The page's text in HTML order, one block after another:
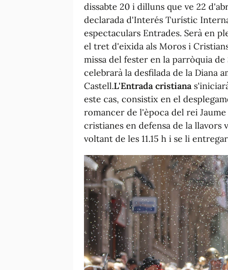
dissabte 20 i dilluns que ve 22
declarada d'Interés Turístic
espectaculars Entrades. Serà en
el tret d'eixida als Moros i
missa del fester en la parròquia
celebrarà la desfilada de la Diana
Castell.L'Entrada cristiana
este cas, consistix en el
romancer de l'època del rei
cristianes en defensa de la llavors
voltant de les 11.15 h i se li